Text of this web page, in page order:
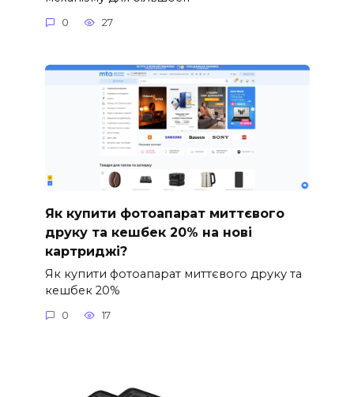
0 27
Як купити фотоапарат миттєвого
друку та кешбек 20% на нові
картриджі?
Як купити фотоапарат миттєвого друку та
кешбек 20%
0 17